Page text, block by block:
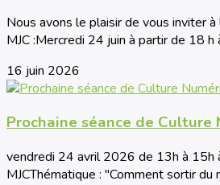
Nous avons le plaisir de vous inviter
MJC :Mercredi 24 juin à partir de 18 h
16 juin 2026
Prochaine séance de Culture
vendredi 24 avril 2026 de 13h à 15h
MJCThématique : "Comment sortir du